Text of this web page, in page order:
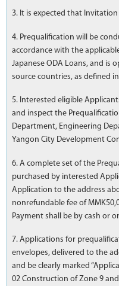
3. It is expected that
4. Prequalification will be
accordance with the
Japanese ODA Loans, and is
source countries, as defined
5. Interested eligible
and inspect the
Department, Engineering
Yangon City Development
6. A complete set of the
purchased by interested
Application to the address
nonrefundable fee of
Payment shall be by cash or
7. Applications for
envelopes, delivered to the
and be clearly marked
02 Construction of Zone 9